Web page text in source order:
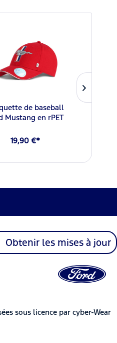
de baseball
Mustang en rPET
19,90 €*
Obtenir les mises à jour
sous licence par cyber-Wear